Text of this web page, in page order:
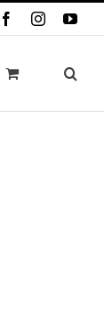
FacebookInstagram